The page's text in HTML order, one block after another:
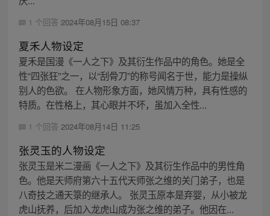
1 个回答 2024年08月15日 08:37
夏禾人物设定
夏禾是国漫《一人之下》及其衍生作品中的角色。她是全
性“四张狂”之一，以“刮骨刀”的称号闻名于世，能力是操纵
别人的色欲。 在人物形象方面，她风情万种，具有性感的
特质。在性格上，其心眼并不坏，虽加入全性...
1 个回答 2024年08月14日 11:25
张灵玉的人物设定
张灵玉是米二漫画《一人之下》及其衍生作品中的男性角
色。他是天师府第六十五代天师张之维的关门弟子，也是
八奇技之通天箓的继承人。 张灵玉原本是弃婴，从小被龙
虎山抚养，后加入龙虎山成为张之维的弟子。他因在...